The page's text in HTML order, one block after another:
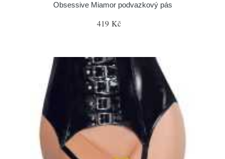
Obsessive Miamor podvazkový pás
419 Kč